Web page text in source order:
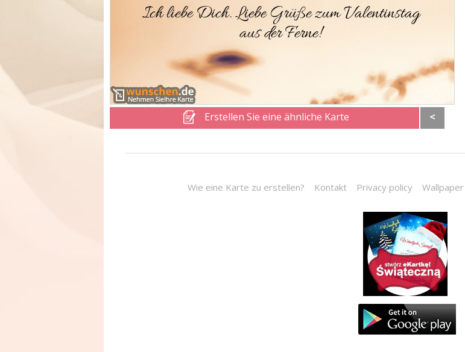
Erstellen Sie eine ähnliche Karte <
Wie eine Karte zu erstellen? Kontakt Privacy policy